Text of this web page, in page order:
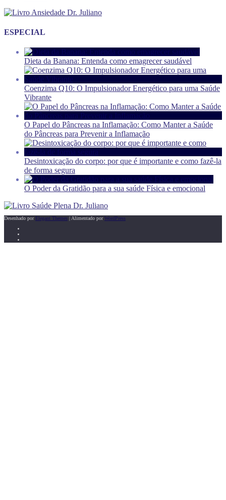
ESPECIAL
Dieta da Banana: Entenda como emagrecer saudável
Coenzima Q10: O Impulsionador Energético para uma Saúde
Vibrante
O Papel do Pâncreas na Inflamação: Como Manter a Saúde
do Pâncreas para Prevenir a Inflamação
Desintoxicação do corpo: por que é importante e como fazê-la
de forma segura
O Poder da Gratidão para a sua saúde Física e emocional
Desenhado por Elegant Themes | Alimentado porWordPress